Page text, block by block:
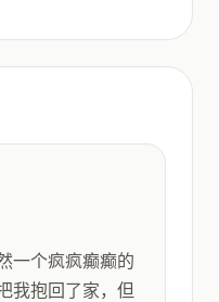
一个疯疯癫癫的
我抱回了家，但